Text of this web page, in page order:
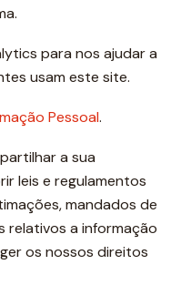
para nos ajudar a
usam este site.
Pessoal.
a sua
leis e regulamentos
mandados de
relativos a informação
os nossos direitos